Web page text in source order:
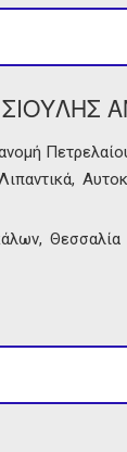
ΣΙΟΥΛΗΣ
Θεσσαλία